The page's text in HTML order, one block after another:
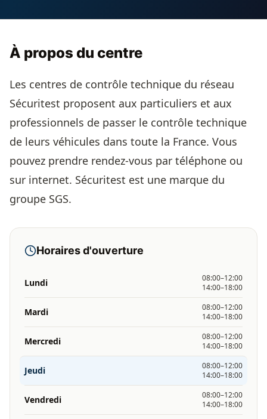
À propos du centre
Les centres de contrôle technique du réseau
Sécuritest proposent aux particuliers et aux
professionnels de passer le contrôle technique
de leurs véhicules dans toute la France. Vous
pouvez prendre rendez-vous par téléphone ou
sur internet. Sécuritest est une marque du
groupe SGS.
Horaires d'ouverture
Lundi
08:00–12:00
14:00–18:00
Mardi
08:00–12:00
14:00–18:00
Mercredi
08:00–12:00
14:00–18:00
Jeudi
08:00–12:00
14:00–18:00
Vendredi
08:00–12:00
14:00–18:00